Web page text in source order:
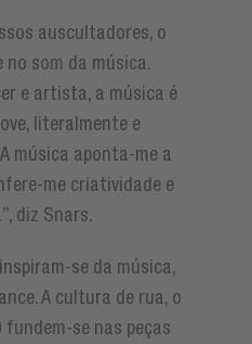
auscultadores, o
som da música.
e artista, a música é
literalmente e
música aponta-me a
me criatividade e
diz Snars.
se da música,
A cultura de rua, o
fundem-se nas peças